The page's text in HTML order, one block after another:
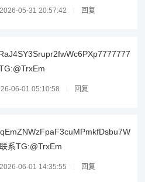
2026-05-31 20:57:42 回复
06-01 05:10:58 回复
系TG:@TrxEm
2026-06-01 14:35:55 回复